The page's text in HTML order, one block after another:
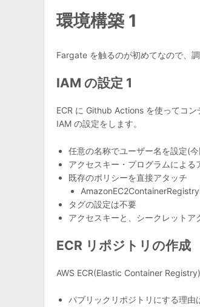
環境構築 1
Fargate を触るのが初めてなので、
IAM の設定 1
ECR に Github Actions を使ってコン
IAM の設定をします。
任意の名称でユーザー名を設定(
アクセスキー・プログラムによる
既存のポリシーを直接アタッチ
タグの設定は不要
アクセスキーと、シークレット
ECR リポジトリの作成
AWS ECR(Elastic Container
パブリックリポジトリにする理由